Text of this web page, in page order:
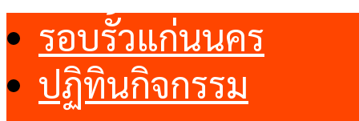
รอบรั้วแก่นนคร
ปฏิทินกิจกรรม